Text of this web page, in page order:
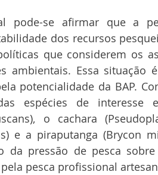
pode-se afirmar que a
dos recursos
que considerem os
ambientais. Essa situação
potencialidade da BAP.
espécies de interesse
o cachara
e a piraputanga (Brycon
da pressão de pesca
pesca profissional